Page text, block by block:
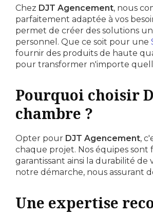
Chez DJT Agencement, nous
parfaitement adaptée à vos
permet de créer des solutions
personnel. Que ce soit pour une
fournir des produits de haute
pour transformer n'importe
Pourquoi choisir
chambre ?
Opter pour DJT Agencement,
chaque projet. Nos équipes
garantissant ainsi la durabilité
notre démarche, nous assurant
Une expertise